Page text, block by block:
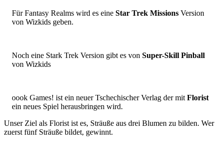
Für Fantasy Realms wird es eine Star Trek Missions Version
von Wizkids geben.
Noch eine Stark Trek Version gibt es von Super-Skill Pinball
von Wizkids
oook Games! ist ein neuer Tschechischer Verlag der mit Florist
ein neues Spiel herausbringen wird.
Unser Ziel als Florist ist es, Sträuße aus drei Blumen zu bilden. Wer
zuerst fünf Sträuße bildet, gewinnt.